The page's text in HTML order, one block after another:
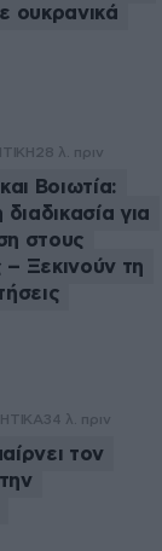
ουκρανικά
28 λ. πριν
Βοιωτία:
για
στους
Ξεκινούν τη
34 λ. πριν
τον